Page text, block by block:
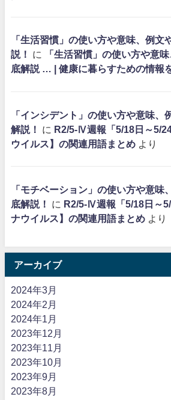
「生活習慣」の使い方や意味、例文
説！
に
「生活習慣」の使い方や意
底解説 … | 健康に暮らすための情報
「インシデント」の使い方や意味、
解説！
に R2/5-Ⅳ週報「5/18日～5/
ウイルス】の関連用語まとめ より
「モチベーション」の使い方や意味
底解説！
に R2/5-Ⅳ週報「5/18日～
ナウイルス】の関連用語まとめ より
アーカイブ
2024年3月
2024年2月
2024年1月
2023年12月
2023年11月
2023年10月
2023年9月
2023年8月